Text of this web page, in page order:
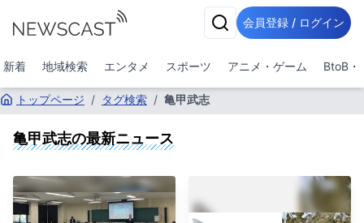
会員登録 / ログイン
新着 地域検索 エンタメ スポーツ アニメ・ゲーム BtoB・
トップページ / タグ検索 / 亀甲武志
亀甲武志の最新ニュース